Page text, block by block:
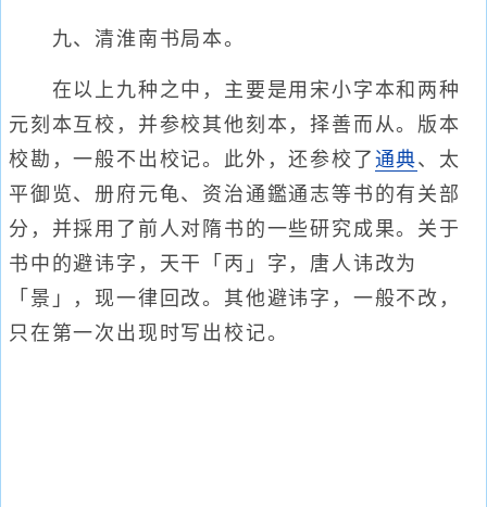
九、清淮南书局本。
在以上九种之中，主要是用宋小字本和两种
元刻本互校，并参校其他刻本，择善而从。版本
校勘，一般不出校记。此外，还参校了 通典、太
平御览、册府元龟、资治通鑑通志等书的有关部
分，并採用了前人对隋书的一些研究成果。关于
书中的避讳字，天干「丙」字，唐人讳改为
「景」，现一律回改。其他避讳字，一般不改，
只在第一次出现时写出校记。